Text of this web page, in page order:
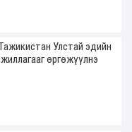
Улстай эдийн
өргөжүүлнэ